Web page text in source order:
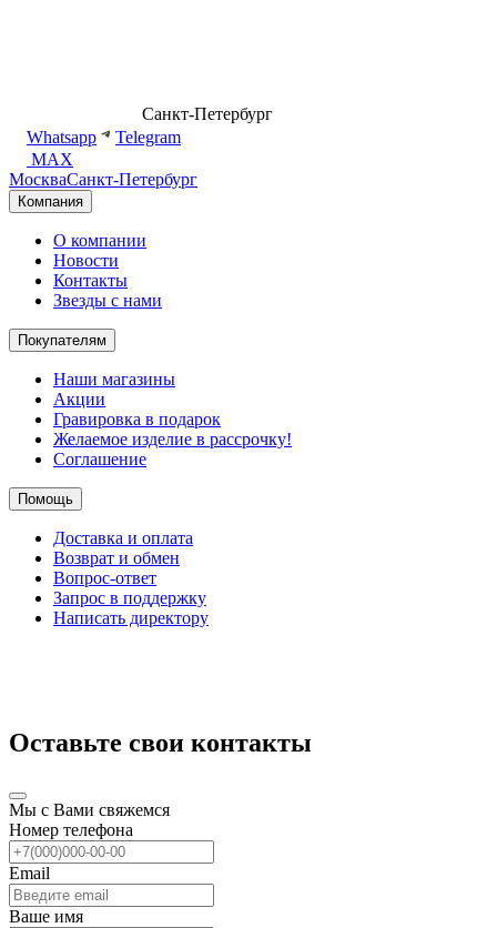
Санкт-Петербург
Whatsapp
Telegram
MAX
МоскваСанкт-Петербург
Компания
О компании
Новости
Контакты
Звезды с нами
Покупателям
Наши магазины
Акции
Гравировка в подарок
Желаемое изделие в рассрочку!
Соглашение
Помощь
Доставка и оплата
Возврат и обмен
Вопрос-ответ
Запрос в поддержку
Написать директору
Оставьте свои контакты
Мы с Вами свяжемся
Номер телефона
Email
Ваше имя